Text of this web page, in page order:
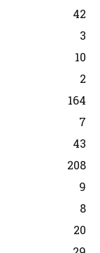
42
3
10
2
164
7
43
208
9
8
20